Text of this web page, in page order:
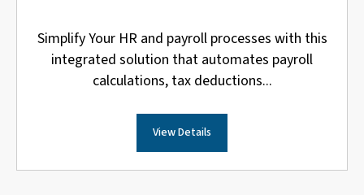
Simplify Your HR and payroll processes with this
integrated solution that automates payroll
calculations, tax deductions...
View Details